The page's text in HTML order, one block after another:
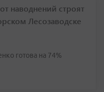
наводнений строят
Лесозаводске
готова на 74%